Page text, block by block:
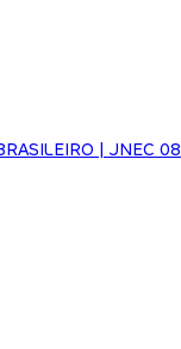
| JNEC 08